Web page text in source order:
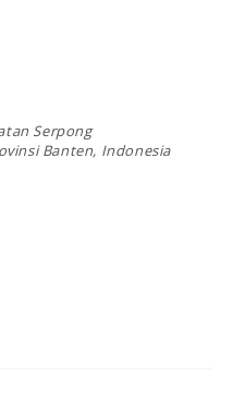
Serpong
Banten, Indonesia